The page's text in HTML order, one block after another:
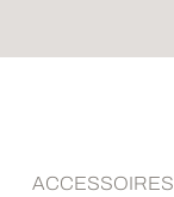
ACCESSOIRES